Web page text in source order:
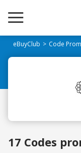
eBuyClub Code
17 Codes